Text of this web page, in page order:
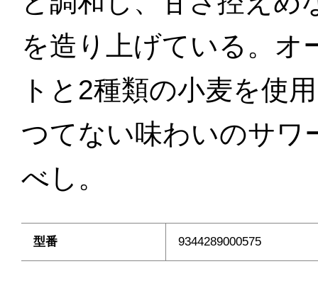
を造り上げている。オ
トと2種類の小麦を使
つてない味わいのサワ
べし。
型番 9344289000575